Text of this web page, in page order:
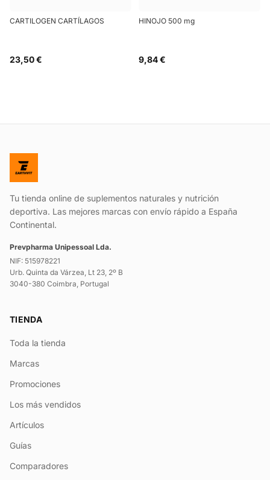
CARTILOGEN CARTÍLAGOS
23,50 €
HINOJO 500 mg
9,84 €
Tu tienda online de suplementos naturales y nutrición
deportiva. Las mejores marcas con envío rápido a España
Continental.
Prevpharma Unipessoal Lda.
NIF: 515978221
Urb. Quinta da Várzea, Lt 23, 2º B
3040-380 Coimbra, Portugal
TIENDA
Toda la tienda
Marcas
Promociones
Los más vendidos
Artículos
Guías
Comparadores